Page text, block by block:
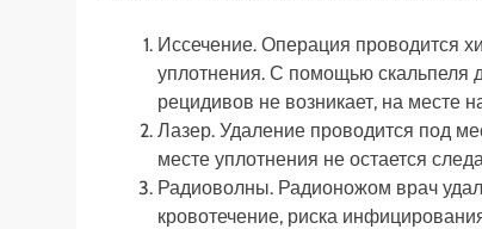
Иссечение. Операция проводится
уплотнения. С помощью скальпеля
рецидивов не возникает, на месте
Лазер. Удаление проводится под
месте уплотнения не остается
Радиоволны. Радионожом врач
кровотечение, риска